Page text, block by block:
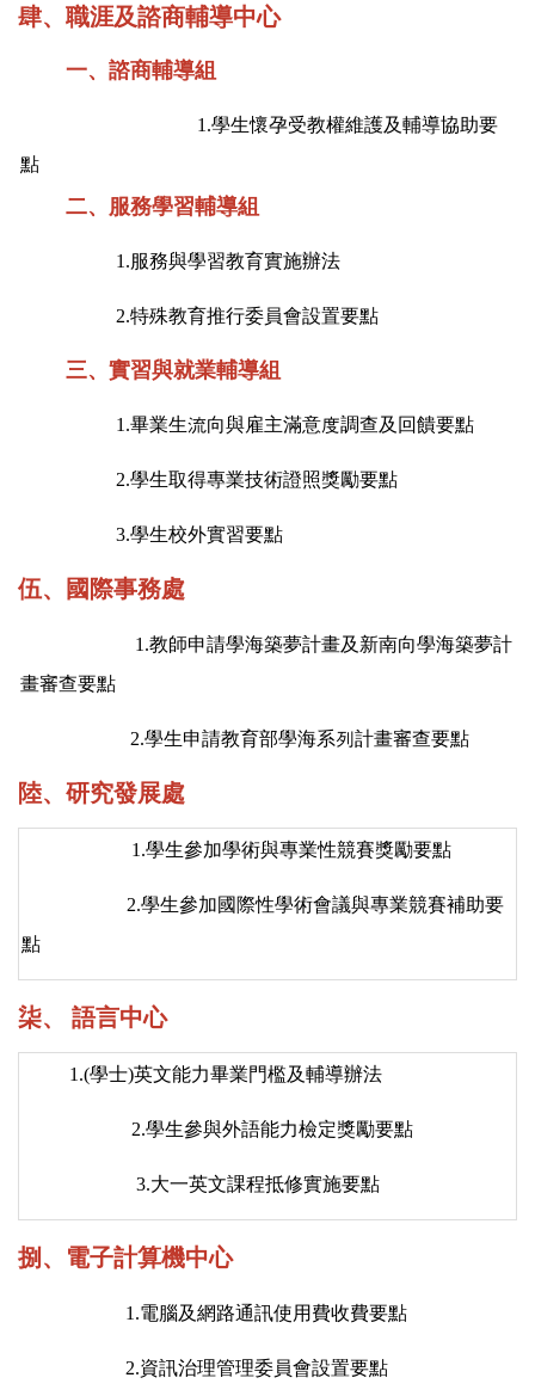
肆、 職涯及諮商輔導中心
一、諮商輔導組
1.學生懷孕受教權維護及輔導協助要
點
二、服務學習輔導組
1.服務與學習教育實施辦法
2.特殊教育推行委員會設置要點
三、實習與就業輔導組
1.畢業生流向與雇主滿意度調查及回饋要點
2.學生取得專業技術證照獎勵要點
3.學生校外實習要點
伍、國際事務處
1.教師申請學海築夢計畫及新南向學海築夢計
畫審查要點
2.學生申請教育部學海系列計畫審查要點
陸、研究發展處
1.學生參加學術與專業性競賽獎勵要點
2.學生參加國際性學術會議與專業競賽補助要
點
柒、 語言中心
1.(學士)英文能力畢業門檻及輔導辦法
2.學生參與外語能力檢定獎勵要點
3.大一英文課程抵修實施要點
捌、電子計算機中心
1.電腦及網路通訊使用費收費要點
2.資訊治理管理委員會設置要點